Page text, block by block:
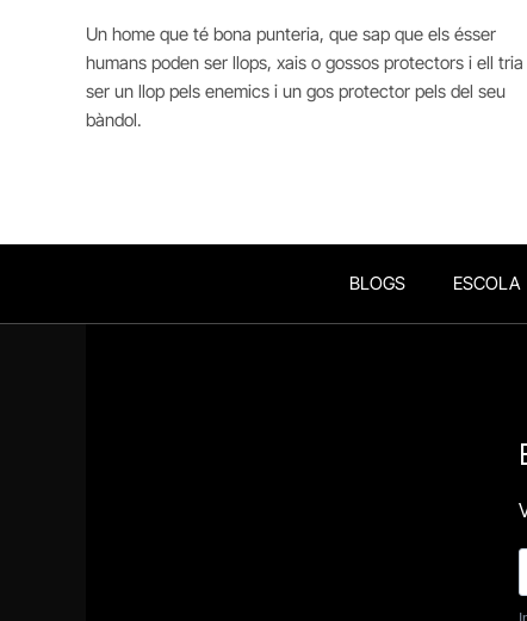
Un home que té bona punteria, que sap que els ésser
humans poden ser llops, xais o gossos protectors i ell tria
ser un llop pels enemics i un gos protector pels del seu
bàndol.
BLOGS ESCOLA